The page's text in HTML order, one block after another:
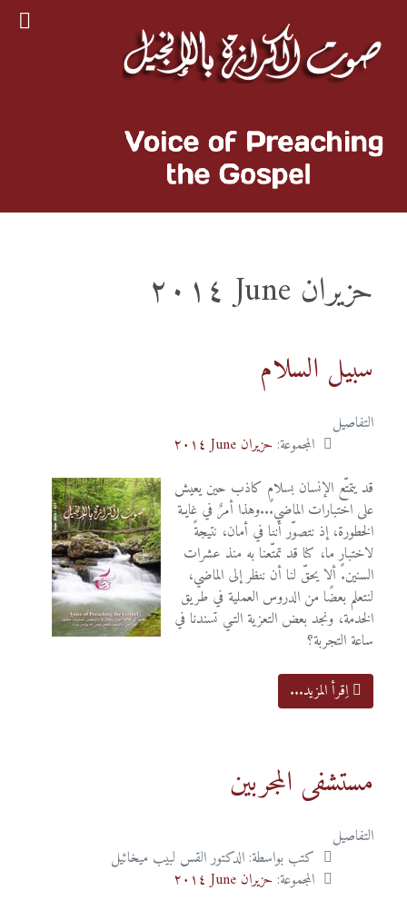
حزيران June ٢٠١٤
سبيل السلام
التفاصيل
المجموعة: حزيران June ٢٠١٤
قد يتمتّع الإنسان بسلامٍ كاذب حين يعيش
على اختبارات الماضي...وهذا أمرٌ في غايـة
الخطورة، إذ نتصوّر أننا في أمان، نتيجةً
لاختبارٍ ما، كنا قد تمتّعنا به منذ عشرات
السنين. ألا يحقّ لنا أن ننظر إلى الماضي،
لنتعلم بعضًا من الدروس العملية في طريق
الخدمة، ونجد بعض التعزية التـي تسندنا في
ساعة التجربة؟
اِقرأ المزيد...
مستشفى المجربين
التفاصيل
كتب بواسطة: الدكتور القس لبيب ميخائيل
المجموعة: حزيران June ٢٠١٤